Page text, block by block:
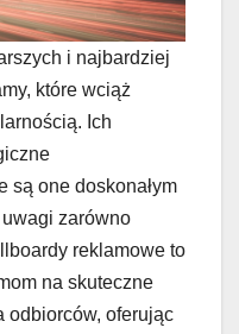
i najbardziej
które wciąż
Ich
są one doskonałym
zarówno
reklamowe to
na skuteczne
odbiorców, oferując